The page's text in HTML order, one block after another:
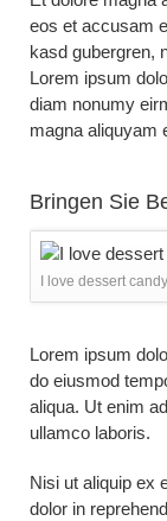
eos et accusam
kasd gubergren,
Lorem ipsum
diam nonumy
magna aliquyam
Bringen Sie
I love dessert
Lorem ipsum
do eiusmod
aliqua. Ut enim
ullamco laboris.
Nisi ut aliquip ex
dolor in